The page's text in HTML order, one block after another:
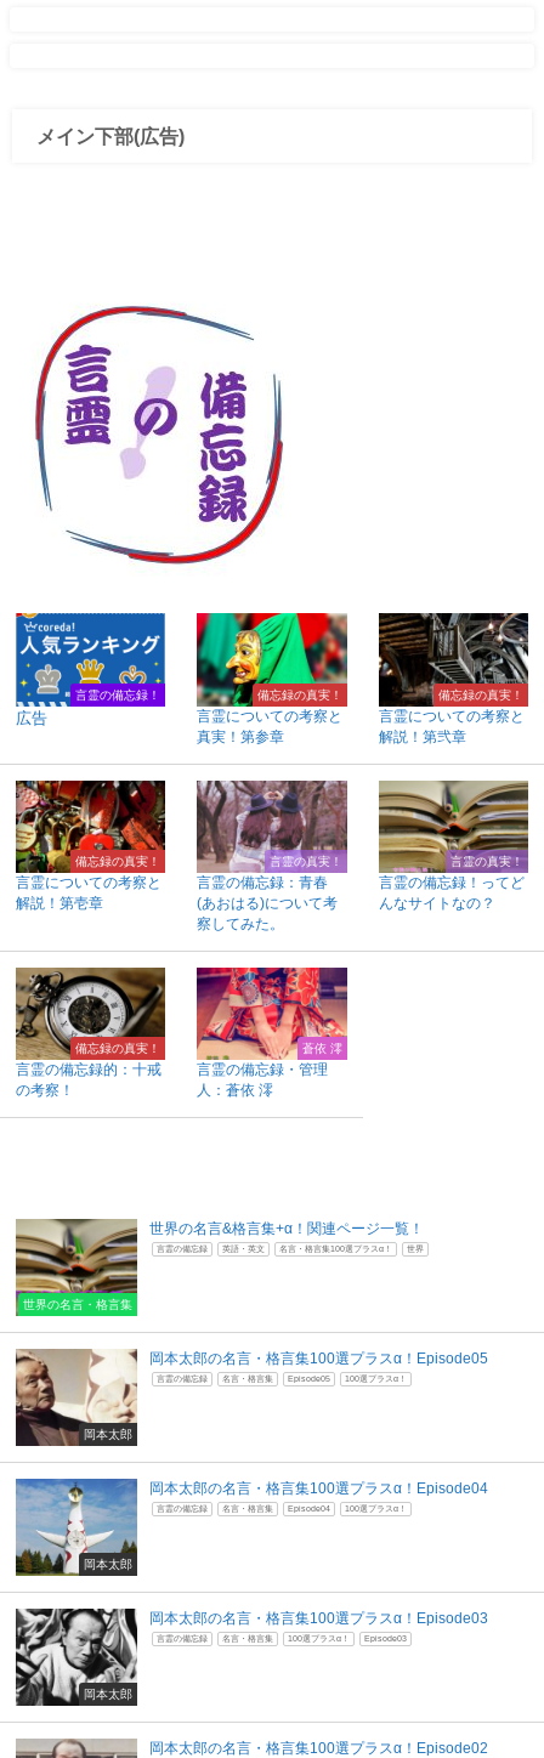
メイン下部(広告)
言霊の備忘録！
広告
備忘録の真実！
言霊についての考察と
真実！第参章
備忘録の真実！
言霊についての考察と
解説！第弐章
備忘録の真実！
言霊についての考察と
解説！第壱章
言霊の真実！
言霊の備忘録：青春
(あおはる)について考
察してみた。
言霊の真実！
言霊の備忘録！ってど
んなサイトなの？
備忘録の真実！
言霊の備忘録的：十戒
の考察！
蒼依 澪
言霊の備忘録・管理
人：蒼依 澪
世界の名言・格言集
世界の名言&格言集+α！関連ページ一覧！
言霊の備忘録 英語・英文 名言・格言集100選プラスα！ 世界
岡本太郎
岡本太郎の名言・格言集100選プラスα！Episode05
言霊の備忘録 名言・格言集 Episode05 100選プラスα！
岡本太郎
岡本太郎の名言・格言集100選プラスα！Episode04
言霊の備忘録 名言・格言集 Episode04 100選プラスα！
岡本太郎
岡本太郎の名言・格言集100選プラスα！Episode03
言霊の備忘録 名言・格言集 100選プラスα！ Episode03
岡本太郎の名言・格言集100選プラスα！Episode02